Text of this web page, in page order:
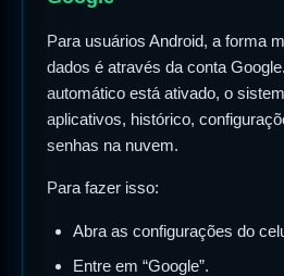
Para usuários Android, a forma
dados é através da conta
automático está ativado, o
aplicativos, histórico,
senhas na nuvem.
Para fazer isso:
Abra as configurações do
Entre em “Google”.